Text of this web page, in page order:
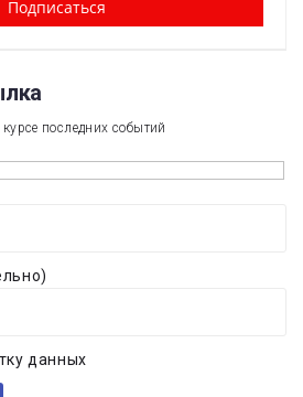
последних событий
данных